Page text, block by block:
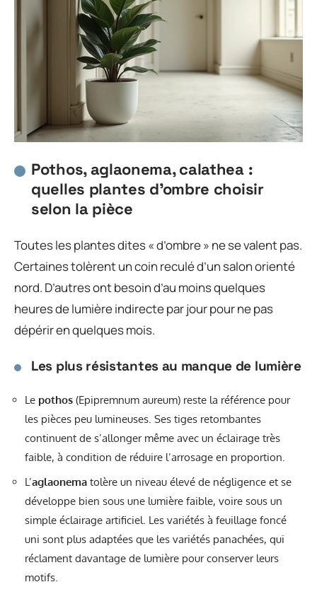
Pothos, aglaonema, calathea :
quelles plantes d’ombre choisir
selon la pièce
Toutes les plantes dites « d’ombre » ne se valent pas.
Certaines tolèrent un coin reculé d’un salon orienté
nord. D’autres ont besoin d’au moins quelques
heures de lumière indirecte par jour pour ne pas
dépérir en quelques mois.
Les plus résistantes au manque de lumière
Le pothos (Epipremnum aureum) reste la référence pour
les pièces peu lumineuses. Ses tiges retombantes
continuent de s’allonger même avec un éclairage très
faible, à condition de réduire l’arrosage en proportion.
L’aglaonema tolère un niveau élevé de négligence et se
développe bien sous une lumière faible, voire sous un
simple éclairage artificiel. Les variétés à feuillage foncé
uni sont plus adaptées que les variétés panachées, qui
réclament davantage de lumière pour conserver leurs
motifs.